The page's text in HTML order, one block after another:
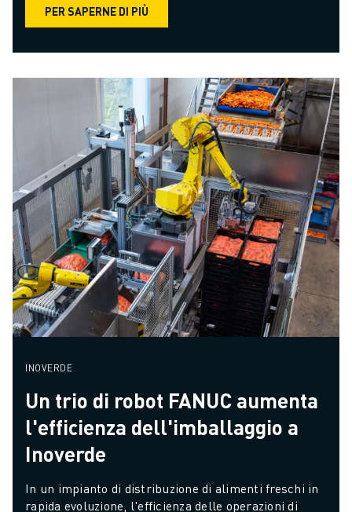
PER SAPERNE DI PIÙ
INOVERDE
Un trio di robot FANUC aumenta
l'efficienza dell'imballaggio a
Inoverde
In un impianto di distribuzione di alimenti freschi in
rapida evoluzione, l'efficienza delle operazioni di